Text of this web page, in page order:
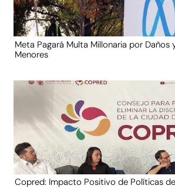
Meta Pagará Multa Millonaria por Daños
Menores
Copred: Impacto Positivo de Políticas